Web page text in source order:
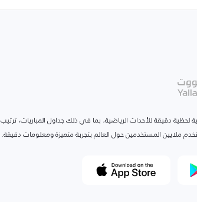
دقيقة للأحداث الرياضية، بما في ذلك جداول المباريات، ترتيب
نخدم ملايين المستخدمين حول العالم بتجربة متميزة ومعلومات دقيقة.